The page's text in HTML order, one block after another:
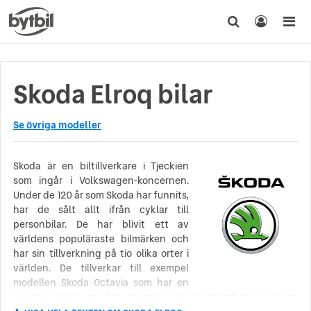
Skoda Elroq bilar
Se övriga modeller
Skoda är en biltillverkare i Tjeckien
som ingår i Volkswagen-koncernen.
Under de 120 år som Skoda har funnits,
har de sålt allt ifrån cyklar till
personbilar. De har blivit ett av
världens populäraste bilmärken och
har sin tillverkning på tio olika orter i
världen. De tillverkar till exempel
modellen Skoda Octavia som har en